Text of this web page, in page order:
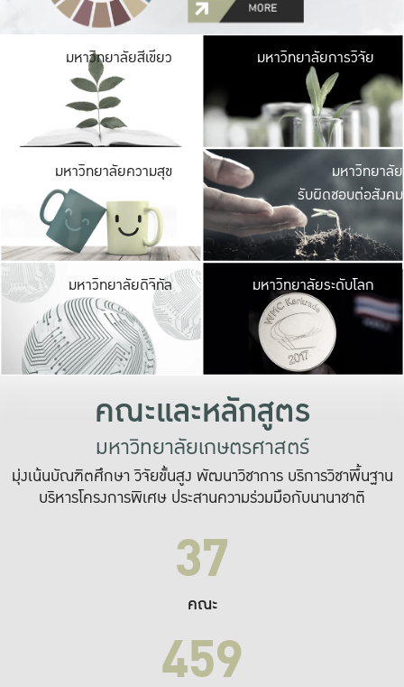
มหาวิทยาลัยสีเขียว มหาวิ
มีพื้นที่เขียวสดใส
เป็นป่าในเมือง เกษต
มหาวิทยาลัยการวิจัย
มหาวิทยาลัยความสุข มหาวิ
ค
เปิดประ
และพบเรื่องราวใ
มหาวิทยาลัย
รับผิดชอบต่อสังคม
มหาวิทยาลัยดิจิทัล มหาวิ
เปลี่ยนแปลง แล
เพื่อทำง
ระบบสารสนเทศ
มหาวิทยาลัยระดับโลก
คณะและหลักสูตร
มหาวิทยาลัยเกษตรศาสตร์
มุ่งเน้นบัณฑิตศึกษา วิจัยขั้นสูง พัฒนาวิชาการ บริการวิชาพื้นฐาน
บริหารโครงการพิเศษ ประสานความร่วมมือกับนานาชาติ
37
คณะ
459